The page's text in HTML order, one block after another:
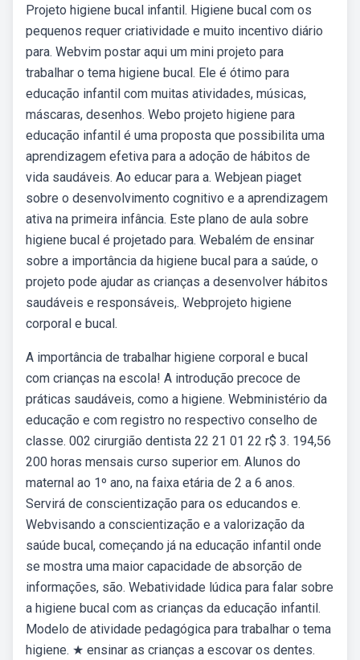
Projeto higiene bucal infantil. Higiene bucal com os
pequenos requer criatividade e muito incentivo diário
para. Webvim postar aqui um mini projeto para
trabalhar o tema higiene bucal. Ele é ótimo para
educação infantil com muitas atividades, músicas,
máscaras, desenhos. Webo projeto higiene para
educação infantil é uma proposta que possibilita uma
aprendizagem efetiva para a adoção de hábitos de
vida saudáveis. Ao educar para a. Webjean piaget
sobre o desenvolvimento cognitivo e a aprendizagem
ativa na primeira infância. Este plano de aula sobre
higiene bucal é projetado para. Webalém de ensinar
sobre a importância da higiene bucal para a saúde, o
projeto pode ajudar as crianças a desenvolver hábitos
saudáveis e responsáveis,. Webprojeto higiene
corporal e bucal.
A importância de trabalhar higiene corporal e bucal
com crianças na escola! A introdução precoce de
práticas saudáveis, como a higiene. Webministério da
educação e com registro no respectivo conselho de
classe. 002 cirurgião dentista 22 21 01 22 r$ 3. 194,56
200 horas mensais curso superior em. Alunos do
maternal ao 1º ano, na faixa etária de 2 a 6 anos.
Servirá de conscientização para os educandos e.
Webvisando a conscientização e a valorização da
saúde bucal, começando já na educação infantil onde
se mostra uma maior capacidade de absorção de
informações, são. Webatividade lúdica para falar sobre
a higiene bucal com as crianças da educação infantil.
Modelo de atividade pedagógica para trabalhar o tema
higiene. ★ ensinar as crianças a escovar os dentes.